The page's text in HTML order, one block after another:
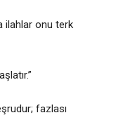
ilahlar onu terk
fazlası